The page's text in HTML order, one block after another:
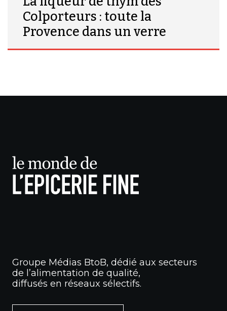
Colporteurs : toute la
Provence dans un verre
Groupe Médias BtoB, dédié aux secteurs
de l’alimentation de qualité,
diffusés en réseaux sélectifs.